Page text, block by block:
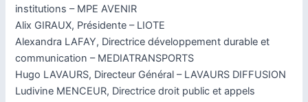
institutions – MPE AVENIR
Alix GIRAUX, Présidente – LIOTE
Alexandra LAFAY, Directrice développement durable et
communication – MEDIATRANSPORTS
Hugo LAVAURS, Directeur Général – LAVAURS DIFFUSION
Ludivine MENCEUR, Directrice droit public et appels